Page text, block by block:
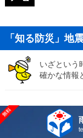
「知る防災」地
いざという
確かな情報